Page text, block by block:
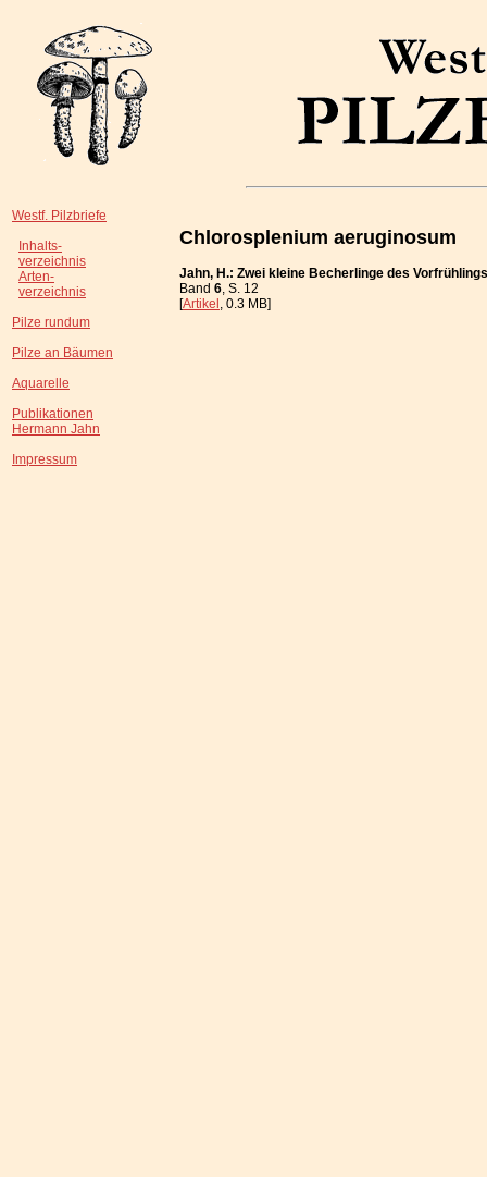
Westf. Pilzbriefe
Inhalts-
verzeichnis
Arten-
verzeichnis
Pilze rundum
Pilze an Bäumen
Aquarelle
Publikationen
Hermann Jahn
Impressum
Chlorosplenium aeruginosum
Jahn, H.: Zwei kleine Becherlinge des
Band 6, S. 12
[Artikel, 0.3 MB]